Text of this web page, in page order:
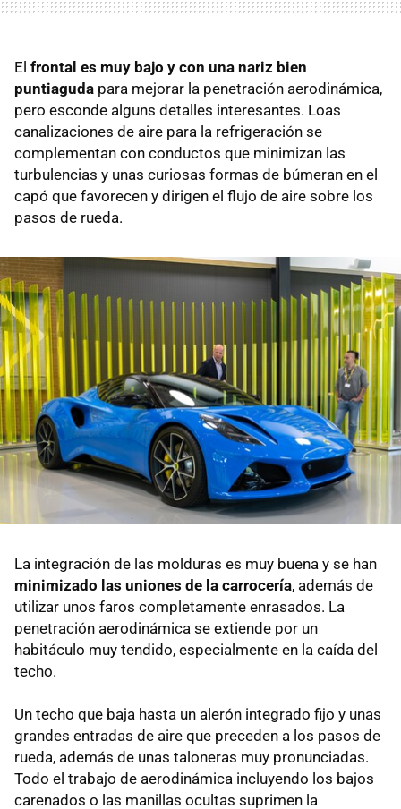
El frontal es muy bajo y con una nariz bien
puntiaguda para mejorar la penetración aerodinámica,
pero esconde alguns detalles interesantes. Loas
canalizaciones de aire para la refrigeración se
complementan con conductos que minimizan las
turbulencias y unas curiosas formas de búmeran en el
capó que favorecen y dirigen el flujo de aire sobre los
pasos de rueda.
La integración de las molduras es muy buena y se han
minimizado las uniones de la carrocería, además de
utilizar unos faros completamente enrasados. La
penetración aerodinámica se extiende por un
habitáculo muy tendido, especialmente en la caída del
techo.
Un techo que baja hasta un alerón integrado fijo y unas
grandes entradas de aire que preceden a los pasos de
rueda, además de unas taloneras muy pronunciadas.
Todo el trabajo de aerodinámica incluyendo los bajos
carenados o las manillas ocultas suprimen la